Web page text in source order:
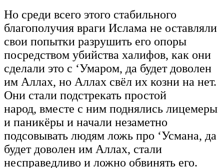
Но среди всего этого стабильного
благополучия враги Ислама не оставляли
свои попытки разрушить его опоры
посредством убийства халифов, как они
сделали это с ‘Умаром, да будет доволен
им Аллах, но Аллах свёл их козни на нет.
Они стали подстрекать простой
народ, вместе с ним поднялись лицемеры
и паникёры и начали незаметно
подсовывать людям ложь про ‘Усмана, да
будет доволен им Аллах, стали
несправедливо и ложно обвинять его.